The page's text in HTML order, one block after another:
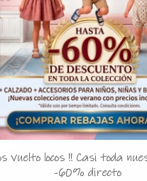
vuelto locos !! Casi toda
-60% directo